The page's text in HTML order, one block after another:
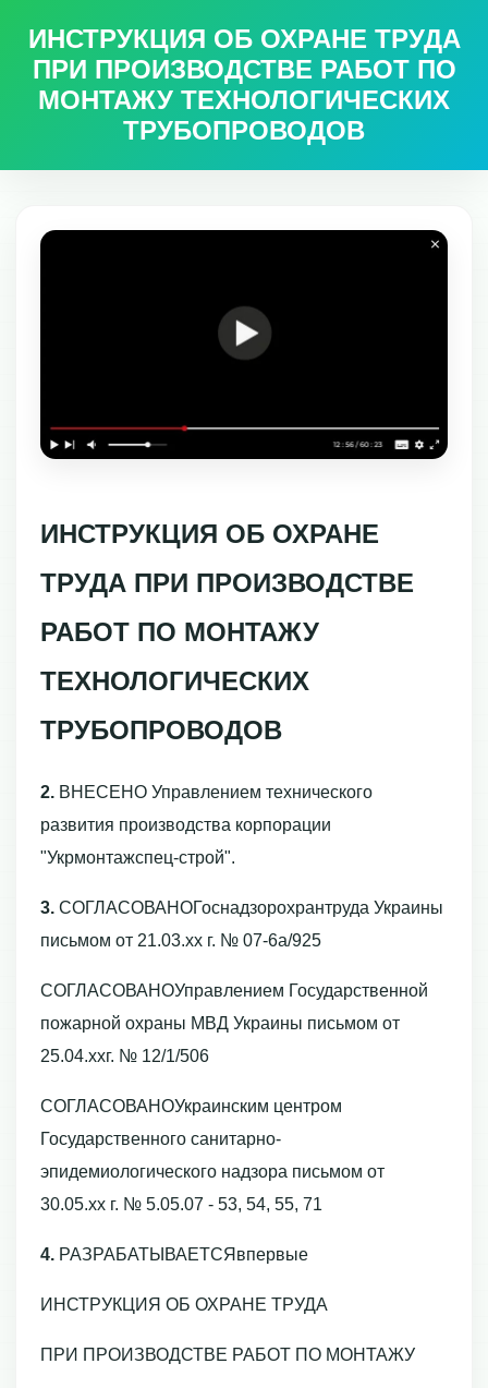
ИНСТРУКЦИЯ ОБ ОХРАНЕ ТРУДА
ПРИ ПРОИЗВОДСТВЕ РАБОТ ПО
МОНТАЖУ ТЕХНОЛОГИЧЕСКИХ
ТРУБОПРОВОДОВ
ИНСТРУКЦИЯ ОБ ОХРАНЕ
ТРУДА ПРИ ПРОИЗВОДСТВЕ
РАБОТ ПО МОНТАЖУ
ТЕХНОЛОГИЧЕСКИХ
ТРУБОПРОВОДОВ
2. ВНЕСЕНО Управлением технического
развития производства корпорации
"Укрмонтажспец-строй".
3. СОГЛАСОВАНОГоснадзорохрантруда Украины
письмом от 21.03.xx г. № 07-6а/925
СОГЛАСОВАНОУправлением Государственной
пожарной охраны МВД Украины письмом от
25.04.xxг. № 12/1/506
СОГЛАСОВАНОУкраинским центром
Государственного санитарно-
эпидемиологического надзора письмом от
30.05.xx г. № 5.05.07 - 53, 54, 55, 71
4. РАЗРАБАТЫВАЕТСЯвпервые
ИНСТРУКЦИЯ ОБ ОХРАНЕ ТРУДА
ПРИ ПРОИЗВОДСТВЕ РАБОТ ПО МОНТАЖУ